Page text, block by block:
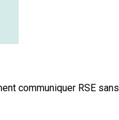
communiquer RSE sans